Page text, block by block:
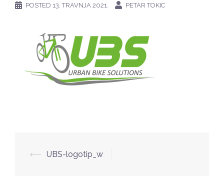
POSTED 13. TRAVNJA 2021. PETAR TOKIC
Post
⟵ UBS-logotip_w